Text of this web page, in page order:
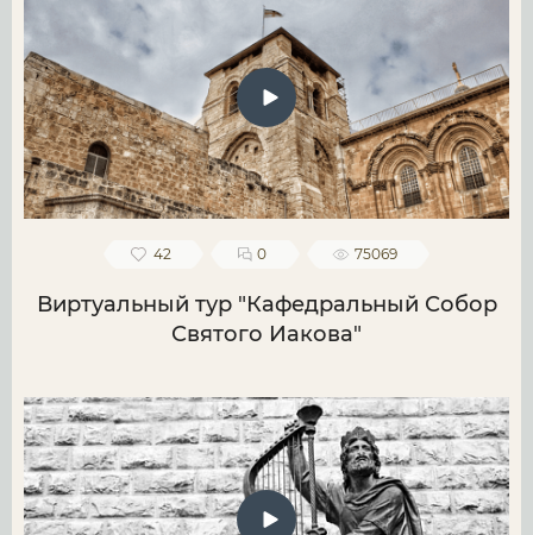
42 0 75069
Виртуальный тур "Кафедральный Собор
Святого Иакова"